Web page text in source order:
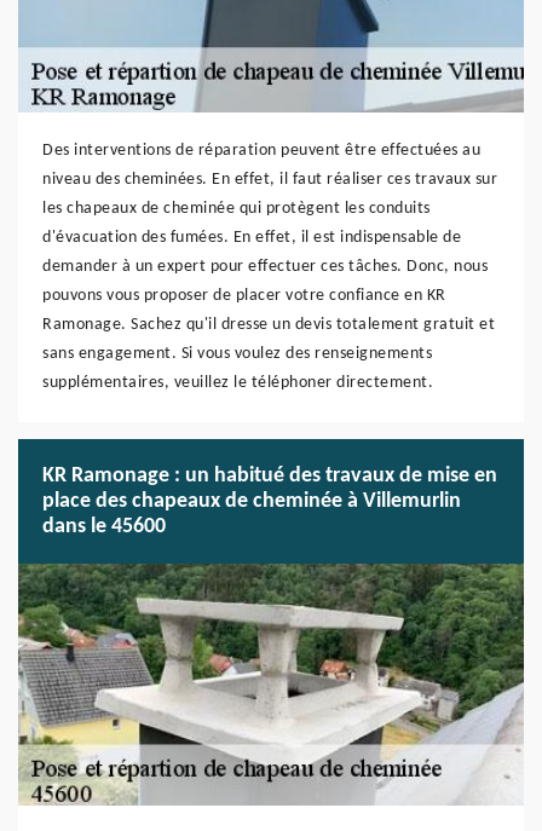
Des interventions de réparation peuvent être effectuées au
niveau des cheminées. En effet, il faut réaliser ces travaux sur
les chapeaux de cheminée qui protègent les conduits
d'évacuation des fumées. En effet, il est indispensable de
demander à un expert pour effectuer ces tâches. Donc, nous
pouvons vous proposer de placer votre confiance en KR
Ramonage. Sachez qu'il dresse un devis totalement gratuit et
sans engagement. Si vous voulez des renseignements
supplémentaires, veuillez le téléphoner directement.
KR Ramonage : un habitué des travaux de mise en
place des chapeaux de cheminée à Villemurlin
dans le 45600